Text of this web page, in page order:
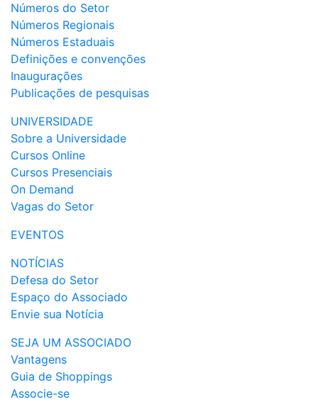
Números do Setor
Números Regionais
Números Estaduais
Definições e convenções
Inaugurações
Publicações de pesquisas
UNIVERSIDADE
Sobre a Universidade
Cursos Online
Cursos Presenciais
On Demand
Vagas do Setor
EVENTOS
NOTÍCIAS
Defesa do Setor
Espaço do Associado
Envie sua Notícia
SEJA UM ASSOCIADO
Vantagens
Guia de Shoppings
Associe-se